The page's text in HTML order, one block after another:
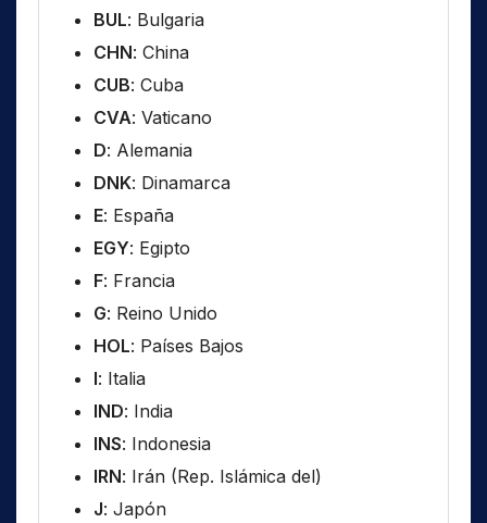
BUL: Bulgaria
CHN: China
CUB: Cuba
CVA: Vaticano
D: Alemania
DNK: Dinamarca
E: España
EGY: Egipto
F: Francia
G: Reino Unido
HOL: Países Bajos
I: Italia
IND: India
INS: Indonesia
IRN: Irán (Rep. Islámica del)
J: Japón